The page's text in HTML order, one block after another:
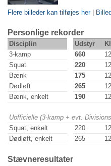
Flere billeder kan tilføjes her|
Personlige rekorder
Disciplin Udstyr
3-kamp
660
Squat
220
Bænk
175
Dødløft
265
Bænk, enkelt
190
Uofficielle (3-kamp + evt.
Squat, enkelt
220
Dødløft, enkelt
265
Stævneresultater